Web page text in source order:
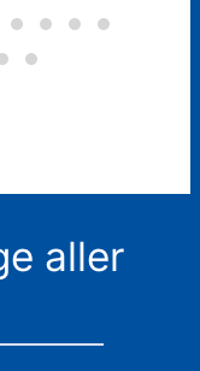
aller